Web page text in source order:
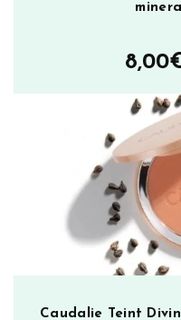
8,00
Caudalie Teint